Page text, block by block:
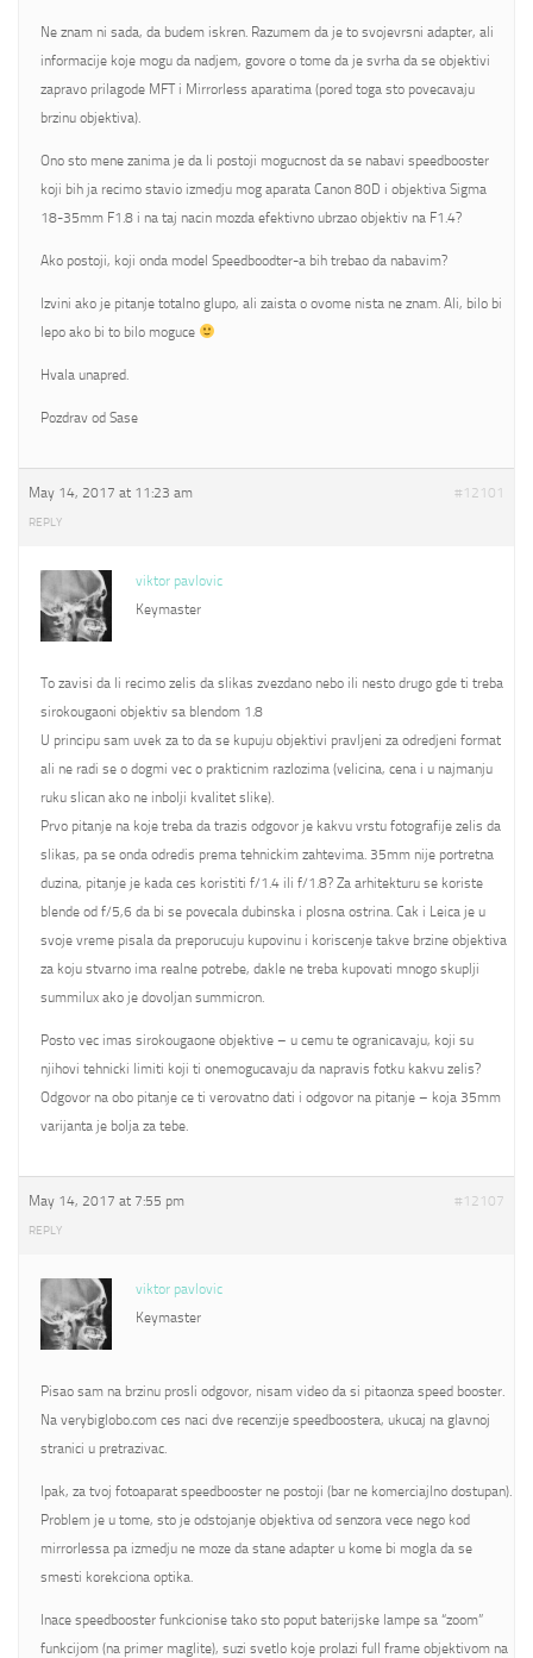
Ne znam ni sada, da budem iskren. Razumem da je to svojevrsni adapter, ali
informacije koje mogu da nadjem, govore o tome da je svrha da se objektivi
zapravo prilagode MFT i Mirrorless aparatima (pored toga sto povecavaju
brzinu objektiva).
Ono sto mene zanima je da li postoji mogucnost da se nabavi speedbooster
koji bih ja recimo stavio izmedju mog aparata Canon 80D i objektiva Sigma
18-35mm F1.8 i na taj nacin mozda efektivno ubrzao objektiv na F1.4?
Ako postoji, koji onda model Speedboodter-a bih trebao da nabavim?
Izvini ako je pitanje totalno glupo, ali zaista o ovome nista ne znam. Ali, bilo bi
lepo ako bi to bilo moguce
Hvala unapred.
Pozdrav od Sase
May 14, 2017 at 11:23 am #12101
REPLY
viktor pavlovic
Keymaster
To zavisi da li recimo zelis da slikas zvezdano nebo ili nesto drugo gde ti treba
sirokougaoni objektiv sa blendom 1.8
U principu sam uvek za to da se kupuju objektivi pravljeni za odredjeni format
ali ne radi se o dogmi vec o prakticnim razlozima (velicina, cena i u najmanju
ruku slican ako ne inbolji kvalitet slike).
Prvo pitanje na koje treba da trazis odgovor je kakvu vrstu fotografije zelis da
slikas, pa se onda odredis prema tehnickim zahtevima. 35mm nije portretna
duzina, pitanje je kada ces koristiti f/1.4 ili f/1.8? Za arhitekturu se koriste
blende od f/5,6 da bi se povecala dubinska i plosna ostrina. Cak i Leica je u
svoje vreme pisala da preporucuju kupovinu i koriscenje takve brzine objektiva
za koju stvarno ima realne potrebe, dakle ne treba kupovati mnogo skuplji
summilux ako je dovoljan summicron.
Posto vec imas sirokougaone objektive – u cemu te ogranicavaju, koji su
njihovi tehnicki limiti koji ti onemogucavaju da napravis fotku kakvu zelis?
Odgovor na obo pitanje ce ti verovatno dati i odgovor na pitanje – koja 35mm
varijanta je bolja za tebe.
May 14, 2017 at 7:55 pm #12107
REPLY
viktor pavlovic
Keymaster
Pisao sam na brzinu prosli odgovor, nisam video da si pitaonza speed booster.
Na verybiglobo.com ces naci dve recenzije speedboostera, ukucaj na glavnoj
stranici u pretrazivac.
Ipak, za tvoj fotoaparat speedbooster ne postoji (bar ne komerciajlno dostupan).
Problem je u tome, sto je odstojanje objektiva od senzora vece nego kod
mirrorlessa pa izmedju ne moze da stane adapter u kome bi mogla da se
smesti korekciona optika.
Inace speedbooster funkcionise tako sto poput baterijske lampe sa “zoom”
funkcijom (na primer maglite), suzi svetlo koje prolazi full frame objektivom na